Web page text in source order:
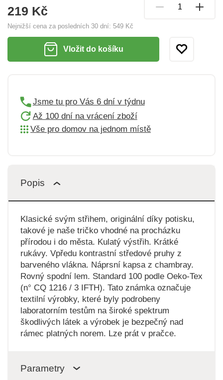
219 Kč
Nejnižší cena za posledních 30 dní: 549 Kč
Vložit do košíku
Jsme tu pro Vás 6 dní v týdnu
Až 100 dní na vrácení zboží
Vše pro domov na jednom místě
Popis
Klasické svým střihem, originální díky potisku,
takové je naše tričko vhodné na procházku
přírodou i do města. Kulatý výstřih. Krátké
rukávy. Vpředu kontrastní středové pruhy z
barveného vlákna. Náprsní kapsa z chambray.
Rovný spodní lem. Standard 100 podle Oeko-Tex
(n° CQ 1216 / 3 IFTH). Tato známka označuje
textilní výrobky, které byly podrobeny
laboratorním testům na široké spektrum
škodlivých látek a výrobek je bezpečný nad
rámec platných norem. Lze prát v pračce.
Parametry